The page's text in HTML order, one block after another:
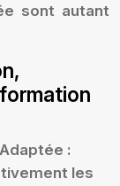
sont autant
:
les